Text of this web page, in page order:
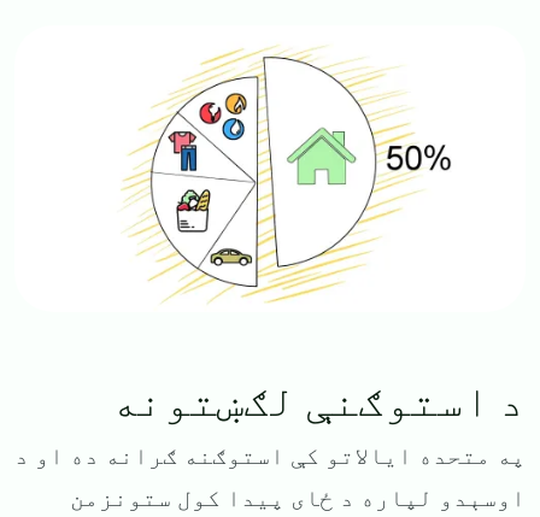
د استوګنې لګښتونه
په متحده ایالاتو کې استوګنه ګرانه ده او د
اوسېدو لپاره د ځای پیدا کول ستونزمن